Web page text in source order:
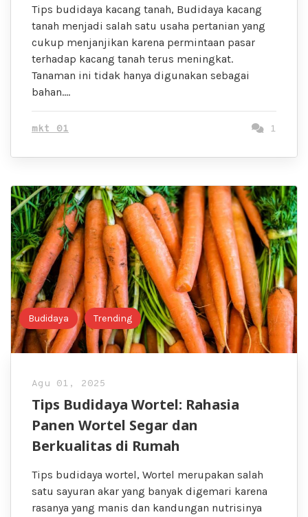
Tips budidaya kacang tanah, Budidaya kacang
tanah menjadi salah satu usaha pertanian yang
cukup menjanjikan karena permintaan pasar
terhadap kacang tanah terus meningkat.
Tanaman ini tidak hanya digunakan sebagai
bahan….
mkt 01 1
Budidaya Trending
Agu 01, 2025
Tips Budidaya Wortel: Rahasia
Panen Wortel Segar dan
Berkualitas di Rumah
Tips budidaya wortel, Wortel merupakan salah
satu sayuran akar yang banyak digemari karena
rasanya yang manis dan kandungan nutrisinya